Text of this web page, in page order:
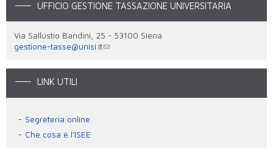
UFFICIO GESTIONE TASSAZIONE UNIVERSITARIA
Via Sallustio Bandini, 25 - 53100 Siena
gestione-tasse@unisi.it
LINK UTILI
Segreteria online
Che cosa è l'ISEE